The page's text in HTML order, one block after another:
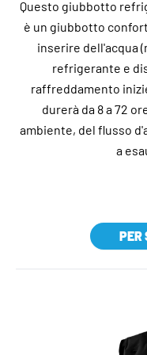
Questo giubbotto
è un giubbotto
inserire dell'acqua
refrigerante e
raffreddamento
durerà da 8 a 72
ambiente, del flusso
a
PER